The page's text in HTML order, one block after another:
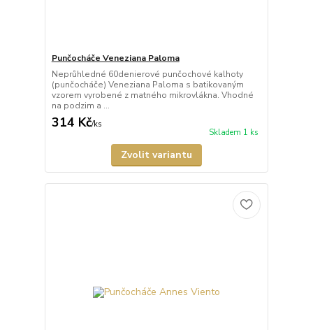
Punčocháče Veneziana Paloma
Neprůhledné 60denierové punčochové kalhoty
(punčocháče) Veneziana Paloma s batikovaným
vzorem vyrobené z matného mikrovlákna. Vhodné
na podzim a ...
314 Kč/ks
Skladem 1 ks
Zvolit variantu